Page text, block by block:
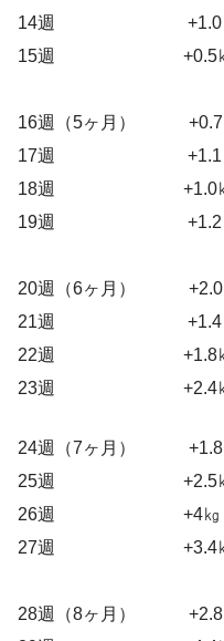
14週 +1.0
15週 +0.5
16週（5ヶ月） +0.7
17週 +1.1
18週 +1.0
19週 +1.2
20週（6ヶ月） +2.0
21週 +1.4
22週 +1.8
23週 +2.4
24週（7ヶ月） +1.8
25週 +2.5
26週 +4㎏
27週 +3.4
28週（8ヶ月） +2.8